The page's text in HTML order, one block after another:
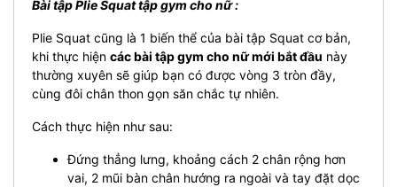
Bài tập Plie Squat tập gym cho nữ :
Plie Squat cũng là 1 biến thể của bài tập Squat cơ bản,
khi thực hiện các bài tập gym cho nữ mới bắt đầu này
thường xuyên sẽ giúp bạn có được vòng 3 tròn đầy,
cùng đôi chân thon gọn săn chắc tự nhiên.
Cách thực hiện như sau:
Đứng thẳng lưng, khoảng cách 2 chân rộng hơn
vai, 2 mũi bàn chân hướng ra ngoài và tay đặt dọc